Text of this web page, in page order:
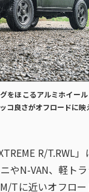
をほこるアルミホイー
コ良さがオフロードに
R/T.RWL
やN-VAN、軽ト
Tに近いオフロ